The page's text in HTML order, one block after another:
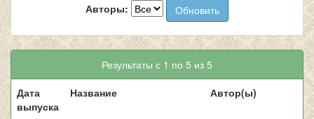
Авторы:
Результаты с 1 по 5 из 5
Дата
выпуска
Название Автор(ы)